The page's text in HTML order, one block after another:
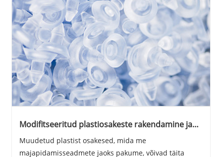
Modifitseeritud plastiosakeste rakendamine ja
Muudetud plastist osakesed, mida me
majapidamisseadmete jaoks pakume, võivad täita